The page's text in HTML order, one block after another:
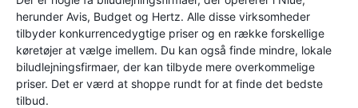
herunder Avis, Budget og Hertz. Alle disse virksomheder
tilbyder konkurrencedygtige priser og en række forskellige
køretøjer at vælge imellem. Du kan også finde mindre, lokale
biludlejningsfirmaer, der kan tilbyde mere overkommelige
priser. Det er værd at shoppe rundt for at finde det bedste
tilbud.